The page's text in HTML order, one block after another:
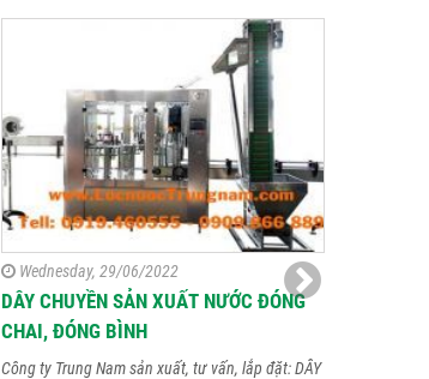
Wednesday, 29/06/2022
DÂY CHUYỀN SẢN XUẤT NƯỚC ĐÓNG
CHAI, ĐÓNG BÌNH
Công ty Trung Nam sản xuất, tư vấn, lắp đặt: DÂY